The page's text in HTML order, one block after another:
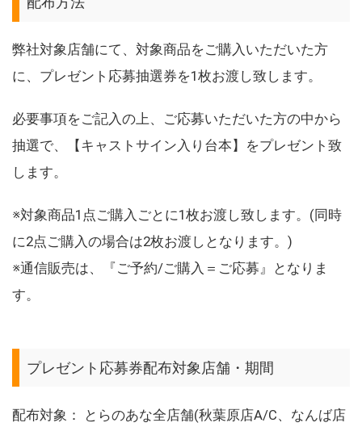
弊社対象店舗にて、対象商品をご購入いただいた方
に、プレゼント応募抽選券を1枚お渡し致します。
必要事項をご記入の上、ご応募いただいた方の中から
抽選で、【キャストサイン入り台本】をプレゼント致
します。
※対象商品1点ご購入ごとに1枚お渡し致します。(同時
に2点ご購入の場合は2枚お渡しとなります。)
※通信販売は、『ご予約/ご購入＝ご応募』となりま
す。
プレゼント応募券配布対象店舗・期間
配布対象： とらのあな全店舗(秋葉原店A/C、なんば店